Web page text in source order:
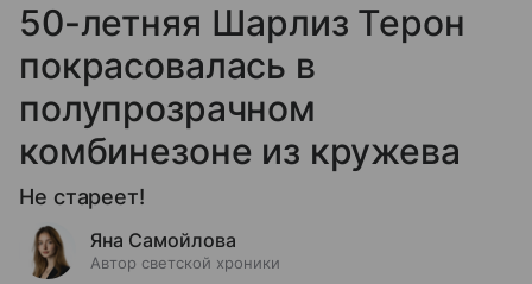
50-летняя Шарлиз Терон
покрасовалась в
полупрозрачном
комбинезоне из кружева
Не стареет!
Яна Самойлова
Автор светской хроники